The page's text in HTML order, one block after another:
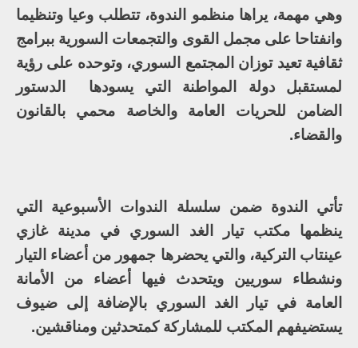
وهي مهمة، يراها منظمو الندوة، تتطلب وعيا وتنظيما
وانفتاحا على مجمل القوى والتجمعات السورية ببرامج
ثقافية تعيد توزان المجتمع السوري، وتوحده على رؤية
لمستقبل دولة المواطنة التي يسودها الدستور
الضامن للحريات العامة والخاصة محمي بالقانون
والقضاء.
تأتي الندوة ضمن سلسلة الندوات الأسبوعية التي
ينظمها مكتب تيار الغد السوري في مدينة غازي
عينتاب التركية، والتي يحضرها جمهور من أعضاء التيار
ونشطاء سوريين ويتحدث فيها أعضاء من الأمانة
العامة في تيار الغد السوري بالإضافة إلى ضيوف
يستضيفهم المكتب للمشاركة كمتحدثين ومناقشين.